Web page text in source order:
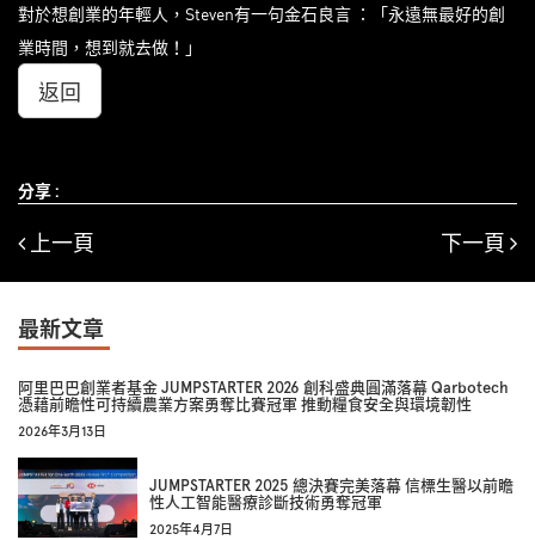
對於想創業的年輕人，Steven有一句金石良言 ：「永遠無最好的創
業時間，想到就去做！」
返回
分享 :
上一頁 下一頁
最新文章
阿里巴巴創業者基金 JUMPSTARTER 2026 創科盛典圓滿落幕 Qarbotech
憑藉前瞻性可持續農業方案勇奪比賽冠軍 推動糧食安全與環境韌性
2026年3月13日
JUMPSTARTER 2025 總決賽完美落幕 信標生醫以前瞻
性人工智能醫療診斷技術勇奪冠軍
2025年4月7日